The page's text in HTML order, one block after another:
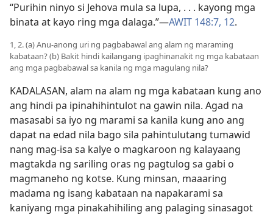
“Purihin ninyo si Jehova mula sa lupa, . . . kayong mga
binata at kayo ring mga dalaga.”​—AWIT 148:7, 12.
1, 2. (a) Anu-anong uri ng pagbabawal ang alam ng maraming
kabataan? (b) Bakit hindi kailangang ipaghinanakit ng mga kabataan
ang mga pagbabawal sa kanila ng mga magulang nila?
KADALASAN, alam na alam ng mga kabataan kung ano
ang hindi pa ipinahihintulot na gawin nila. Agad na
masasabi sa iyo ng marami sa kanila kung ano ang
dapat na edad nila bago sila pahintulutang tumawid
nang mag-isa sa kalye o magkaroon ng kalayaang
magtakda ng sariling oras ng pagtulog sa gabi o
magmaneho ng kotse. Kung minsan, maaaring
madama ng isang kabataan na napakarami sa
kaniyang mga pinakahihiling ang palaging sinasagot